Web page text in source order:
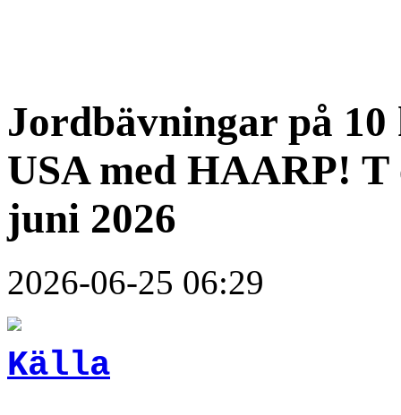
Jordbävningar på
USA med HAARP! T
juni 2026
2026-06-25 06:29
Källa